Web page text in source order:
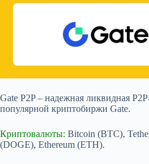
Gate P2P – надежная ликвидная
популярной криптобиржи Gate.
Криптовалюты: Bitcoin (BTC),
(DOGE), Ethereum (ETH).